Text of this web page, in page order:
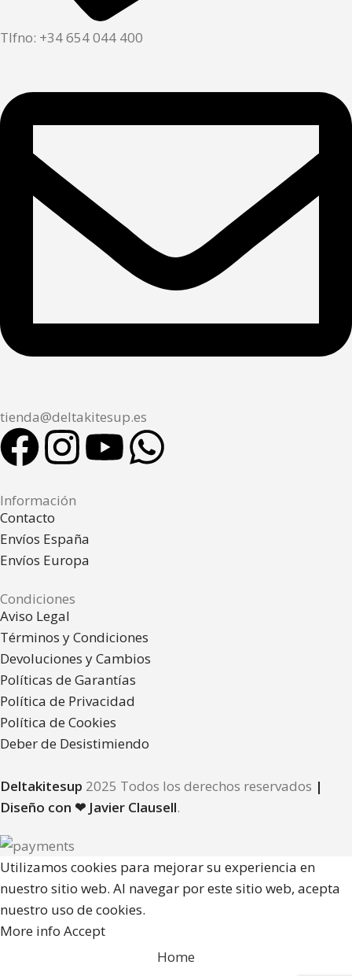
Tlfno: +34 654 044 400
tienda@deltakitesup.es
Información
Contacto
Envíos España
Envíos Europa
Condiciones
Aviso Legal
Términos y Condiciones
Devoluciones y Cambios
Políticas de Garantías
Política de Privacidad
Política de Cookies
Deber de Desistimiendo
Deltakitesup 2025 Todos los derechos reservados |
Diseño con ❤ Javier Clausell.
Utilizamos cookies para mejorar su experiencia en
nuestro sitio web. Al navegar por este sitio web, acepta
nuestro uso de cookies.
More info Accept
Home